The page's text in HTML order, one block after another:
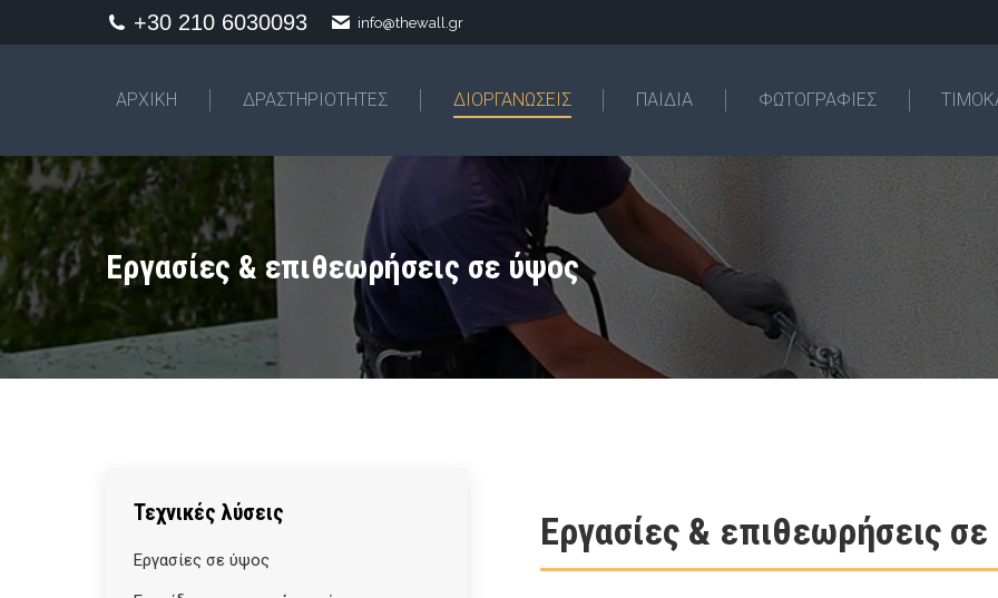
+30 210 6030093 info@thewall.gr
AΡΧΙΚΗ ΔΡΑΣΤΗΡΙΟΤΗΤΕΣ ΔΙΟΡΓΑΝΩΣΕΙΣ ΠΑΙΔΙΑ ΦΩΤΟΓΡΑΦΙΕΣ
Εργασίες & επιθεωρήσεις σε ύψος
You are here:
Εργασίες & επιθεωρήσεις
Τεχνικές λύσεις
Εργασίες σε ύψος